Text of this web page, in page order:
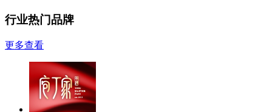
行业热门品牌
更多查看